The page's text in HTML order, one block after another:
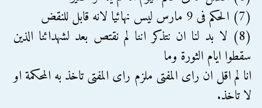
(7) الحكم فى 9 مارس ليس نهائيا لانه قابل للنقض
(8) لا بد لنا ان نتذكر اننا لم نقتص بعد لشهدائنا الذين
سقطوا ايام الثورة وما
انا لم اقل ان راى المفتى ملزم راى المفتى تاخذ به المحكمة او
لا تاخذ.